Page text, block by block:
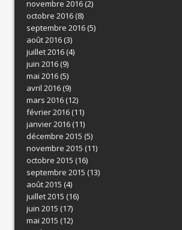
novembre 2016(2)
octobre 2016(8)
septembre 2016(5)
août 2016(3)
juillet 2016(4)
juin 2016(9)
mai 2016(5)
avril 2016(9)
mars 2016(12)
février 2016(11)
janvier 2016(11)
décembre 2015 (5)
novembre 2015 (11)
octobre 2015 (16)
septembre 2015 (13)
août 2015 (4)
juillet 2015 (16)
juin 2015 (17)
mai 2015 (12)